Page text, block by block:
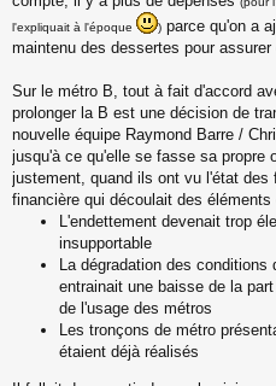
l'expliquait à l'époque
) parce qu'on a
maintenu des dessertes pour
Sur le métro B, tout à fait d'accord
prolonger la B est une décision de
nouvelle équipe Raymond Barre /
jusqu'à ce qu'elle se fasse sa propre
justement, quand ils ont vu l'état
financière qui découlait des
L'endettement devenait trop
insupportable
La dégradation des
entrainait une baisse de la
de l'usage des métros
Les tronçons de métro
étaient déjà réalisés